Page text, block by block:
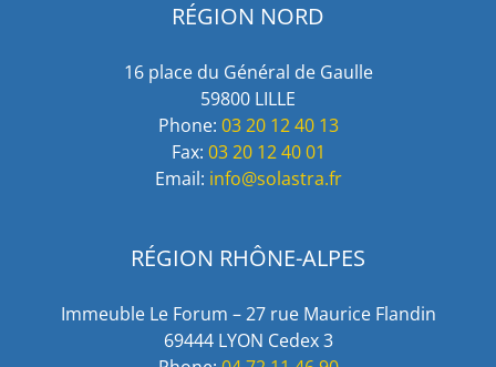
RÉGION NORD
16 place du Général de Gaulle
59800 LILLE
Phone: 03 20 12 40 13
Fax: 03 20 12 40 01
Email: info@solastra.fr
RÉGION RHÔNE-ALPES
Immeuble Le Forum – 27 rue Maurice Flandin
69444 LYON Cedex 3